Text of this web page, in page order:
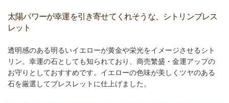
太陽パワーが幸運を引き寄せてくれそうな、シトリンブレス
レット
透明感のある明るいイエローが黄金や栄光をイメージさせるシト
リン。幸運の石としても知られており、商売繁盛・金運アップの
お守りとしておすすめです。イエローの色味が美しくツヤのある
石を厳選してブレスレットに仕上げました。